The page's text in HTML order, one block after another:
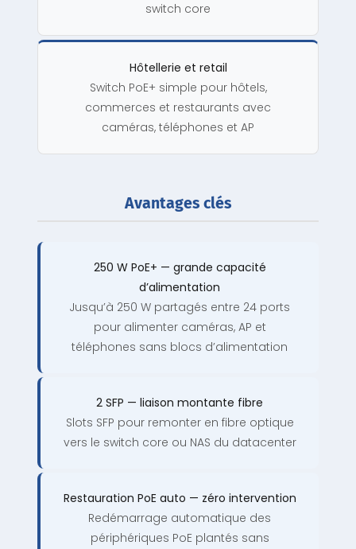
switch core
Hôtellerie et retail
Switch PoE+ simple pour hôtels,
commerces et restaurants avec
caméras, téléphones et AP
Avantages clés
250 W PoE+ — grande capacité
d’alimentation
Jusqu’à 250 W partagés entre 24 ports
pour alimenter caméras, AP et
téléphones sans blocs d’alimentation
2 SFP — liaison montante fibre
Slots SFP pour remonter en fibre optique
vers le switch core ou NAS du datacenter
Restauration PoE auto — zéro intervention
Redémarrage automatique des
périphériques PoE plantés sans